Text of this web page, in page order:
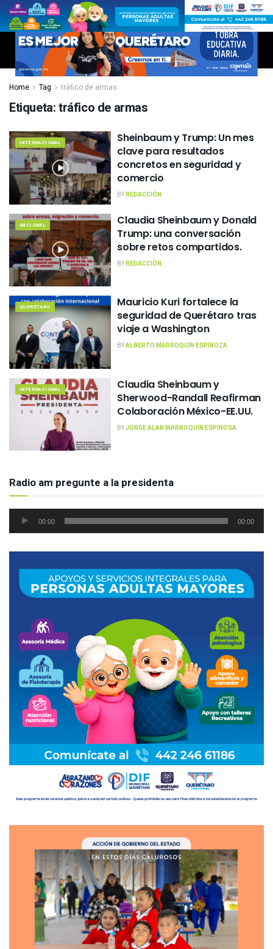
Home Tag tráfico de armas
Etiqueta:tráfico de armas
INTERNACIONAL
Sheinbaum y Trump: Un mes
clave para resultados
concretos en seguridad y
comercio
BYREDACCIÓN
NACIONAL
Claudia Sheinbaum y Donald
Trump: una conversación
sobre retos compartidos.
BYREDACCIÓN
QUERÉTARO
Mauricio Kuri fortalece la
seguridad de Querétaro tras
viaje a Washington
BYALBERTO MARROQUÍN ESPINOZA
INTERNACIONAL
Claudia Sheinbaum y
Sherwood-Randall Reafirman
Colaboración México-EE.UU.
BYJORGE ALAN MARROQUÍN ESPINOSA
Radio am pregunte a la presidenta
Reproductor
00:00 00:00